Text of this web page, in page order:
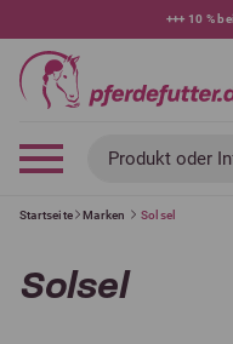
+++10 %
Produkt oder
Startseite Marken Solsel
Solsel